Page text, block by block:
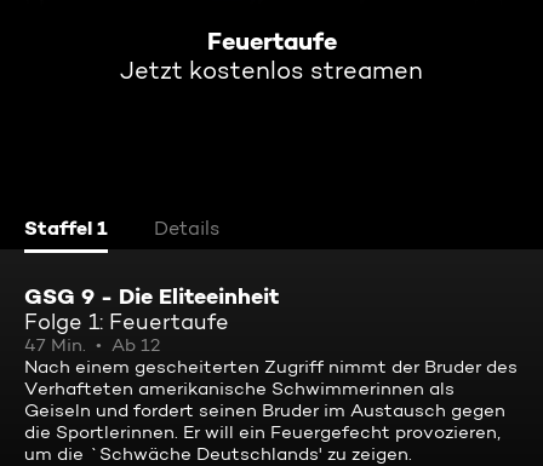
Feuertaufe
Jetzt kostenlos streamen
Staffel 1 Details
GSG 9 - Die Eliteeinheit
Folge 1: Feuertaufe
47 Min.
Ab 12
Nach einem gescheiterten Zugriff nimmt der Bruder des
Verhafteten amerikanische Schwimmerinnen als
Geiseln und fordert seinen Bruder im Austausch gegen
die Sportlerinnen. Er will ein Feuergefecht provozieren,
um die `Schwäche Deutschlands' zu zeigen.